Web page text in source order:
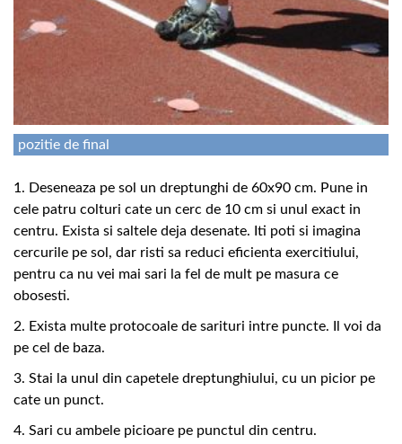
pozitie de final
1. Deseneaza pe sol un dreptunghi de 60x90 cm. Pune in
cele patru colturi cate un cerc de 10 cm si unul exact in
centru. Exista si saltele deja desenate. Iti poti si imagina
cercurile pe sol, dar risti sa reduci eficienta exercitiului,
pentru ca nu vei mai sari la fel de mult pe masura ce
obosesti.
2. Exista multe protocoale de sarituri intre puncte. Il voi da
pe cel de baza.
3. Stai la unul din capetele dreptunghiului, cu un picior pe
cate un punct.
4. Sari cu ambele picioare pe punctul din centru.